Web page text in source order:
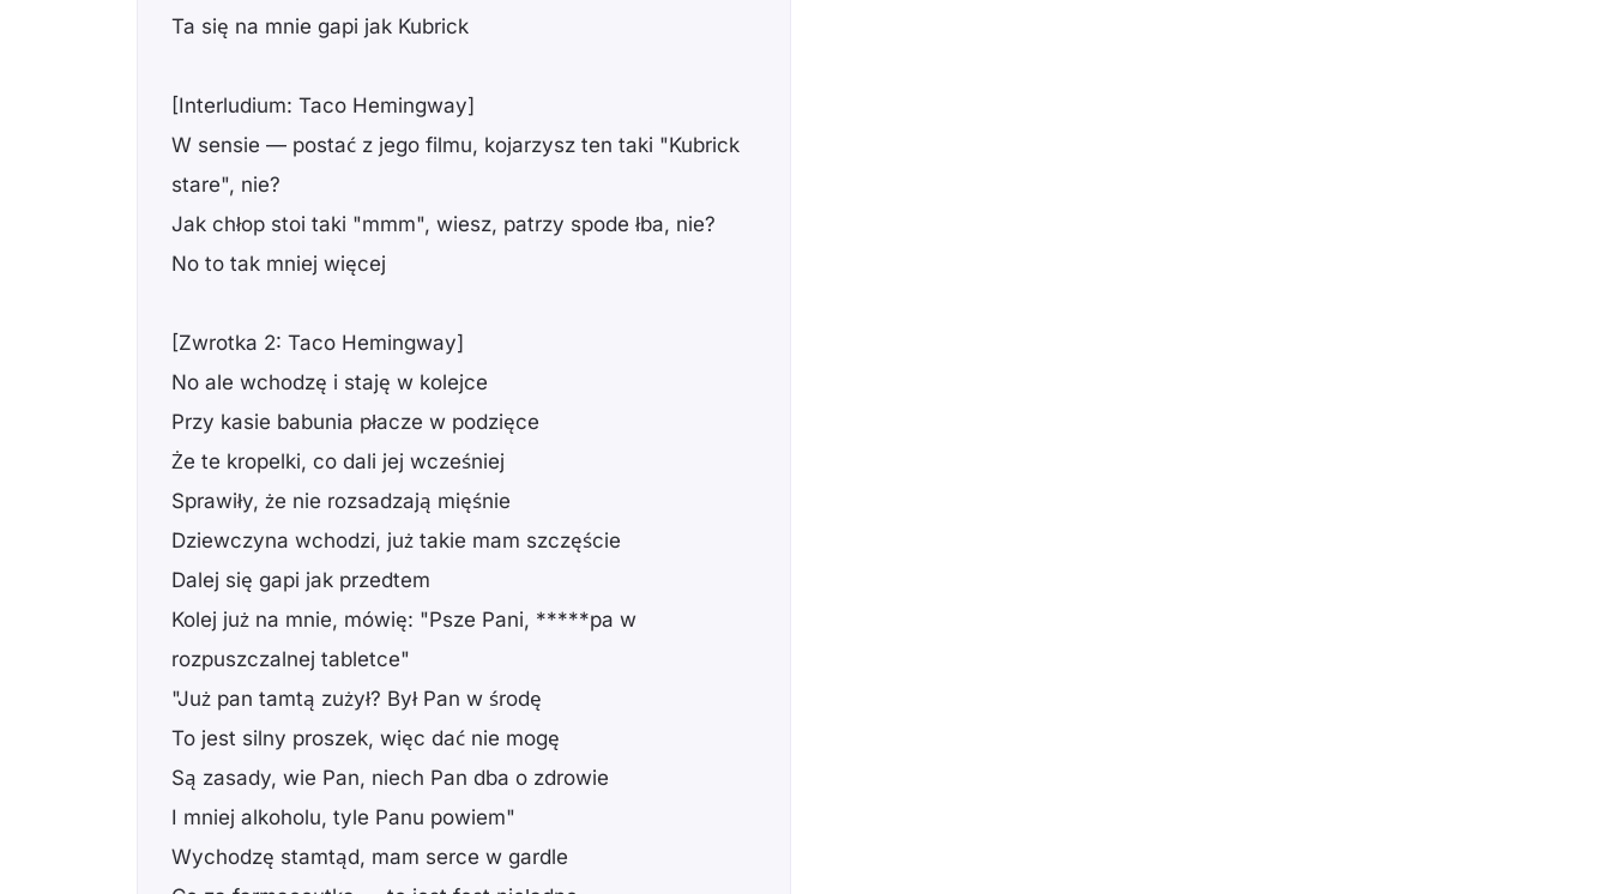
Ta się na mnie gapi jak Kubrick
[Interludium: Taco Hemingway]
W sensie — postać z jego filmu, kojarzysz ten taki "Kubrick
stare", nie?
Jak chłop stoi taki "mmm", wiesz, patrzy spode łba, nie?
No to tak mniej więcej
[Zwrotka 2: Taco Hemingway]
No ale wchodzę i staję w kolejce
Przy kasie babunia płacze w podzięce
Że te kropelki, co dali jej wcześniej
Sprawiły, że nie rozsadzają mięśnie
Dziewczyna wchodzi, już takie mam szczęście
Dalej się gapi jak przedtem
Kolej już na mnie, mówię: "Psze Pani, *****pa w
rozpuszczalnej tabletce"
"Już pan tamtą zużył? Był Pan w środę
To jest silny proszek, więc dać nie mogę
Są zasady, wie Pan, niech Pan dba o zdrowie
I mniej alkoholu, tyle Panu powiem"
Wychodzę stamtąd, mam serce w gardle